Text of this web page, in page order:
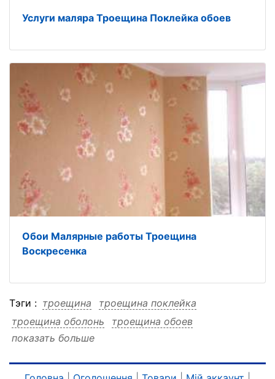
Услуги маляра Троещина Поклейка обоев
Обои Малярные работы Троещина
Воскресенка
Тэги : троещина
троещина поклейка
троещина оболонь
троещина обоев
троещина киев троещина киев поклейка
поклейка
поклейка троещина поклейка оболонь
показать больше